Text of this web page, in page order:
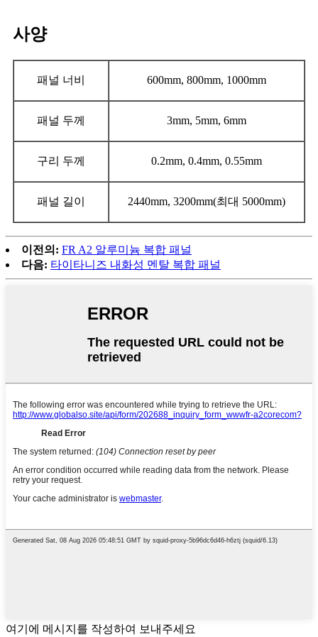
사양
패널 너비 600mm, 800mm, 1000mm
패널 두께 3mm, 5mm, 6mm
구리 두께 0.2mm, 0.4mm, 0.55mm
패널 길이 2440mm, 3200mm(최대 5000mm)
이전의: FR A2 알루미늄 복합 패널
다음: 타이타니즈 내화성 멘탈 복합 패널
여기에 메시지를 작성하여 보내주세요